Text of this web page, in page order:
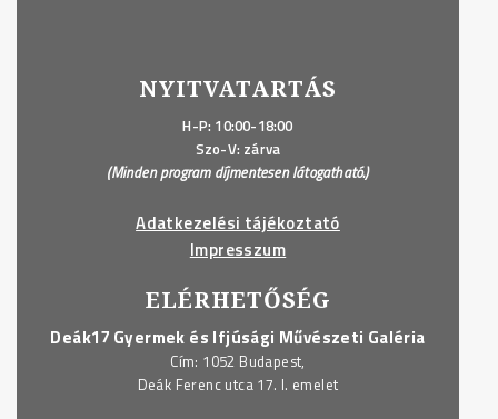
NYITVATARTÁS
H-P: 10:00-18:00
Szo-V: zárva
(Minden program díjmentesen látogatható.)
Adatkezelési tájékoztató
Impresszum
ELÉRHETŐSÉG
Deák17 Gyermek és Ifjúsági Művészeti Galéria
Cím: 1052 Budapest,
Deák Ferenc utca 17. I. emelet